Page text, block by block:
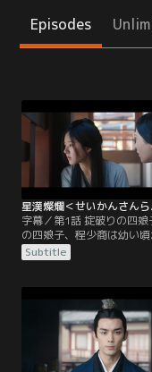
Episodes
字幕／第1話 掟破りの四娘
の四娘子、程少商は幼い
とは離れ離れで暮らしてき
日、田舎の別宅に送られて
年も出征中だった両親が
いうのだ。わが物顔で振る
に指示され馬車に乗る四娘
が、馬車の中にはなぜか汗
が。その様子を高台から観
た光禄勲副尉の凌不疑は…。
Subtitle